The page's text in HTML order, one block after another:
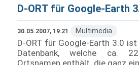
D-ORT für Google-Earth
30.05.2007, 19:21 Multimedia
D-ORT für Google-Earth 3.0
Datenbank, welche ca.
Ortsnamen enthält, die ganz